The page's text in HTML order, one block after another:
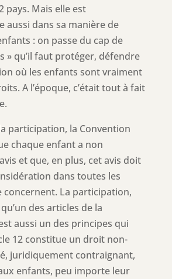
pays. Mais elle est
aussi dans sa manière de
: on passe du cap de
» qu’il faut protéger, défendre
où les enfants sont vraiment
A l’époque, c’était tout à fait
participation, la Convention
chaque enfant a non
et que, en plus, cet avis doit
dans toutes les
concernent. La participation,
des articles de la
aussi un des principes qui
12 constitue un droit non-
juridiquement contraignant,
enfants, peu importe leur